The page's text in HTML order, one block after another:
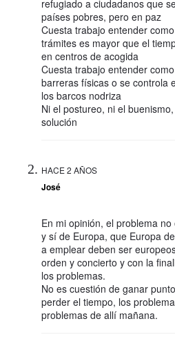
refugiado a ciudadanos que
países pobres, pero en paz
Cuesta trabajo entender
trámites es mayor que el
en centros de acogida
Cuesta trabajo entender
barreras físicas o se controla
los barcos nodriza
Ni el postureo, ni el
solución
HACE 2 AÑOS
José
En mi opinión, el problema
y sí de Europa, que Europa
a emplear deben ser
orden y concierto y con la
los problemas.
No es cuestión de ganar
perder el tiempo, los
problemas de allí mañana.